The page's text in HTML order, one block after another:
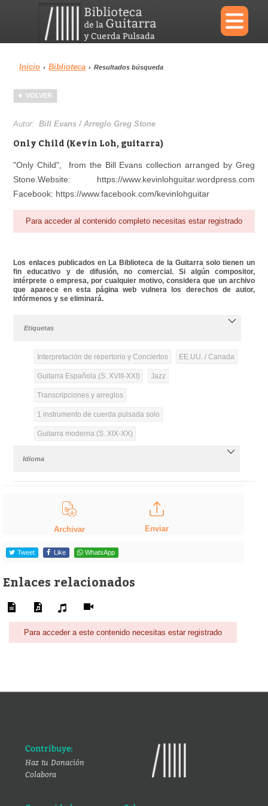
×
Menu
Biblioteca
Área personal Reproductor
Inicio › Biblioteca › Resultados búsqueda
VOLVER
Autor:Bill Evans / Arreglo Greg Stone
Only Child (Kevin Loh, guitarra)
"Only Child", from the Bill Evans collection arranged by Greg
Stone.Website: https://www.kevinlohguitar.wordpress.com
Facebook: https://www.facebook.com/kevinlohguitar
Para acceder al contenido completo necesitas estar registrado
Los enlaces publicados en La Biblioteca de la Guitarra solo tienen un
fin educativo y de difusión, no comercial. Si algún compositor,
intérprete o empresa, por cualquier motivo, considera que un archivo
que aparece en esta página web vulnera los derechos de autor,
infórmenos y se eliminará.
Etiquetas
Interpretación de repertorio y Conciertos EE.UU. / Canada
Guitarra Española (S. XVIII-XXI) Jazz
Transcripciones y arreglos
1 instrumento de cuerda pulsada solo
Guitarra moderna (S. XIX-XX)
Idioma
Archivar Enviar
Tweet Like WhatsApp
Enlaces relacionados
Para acceder a este contenido necesitas estar registrado
Contribuye:
Haz tu Donación
Colabora